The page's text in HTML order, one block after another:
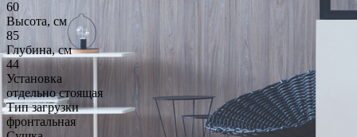
60
Высота, см
85
Глубина, см
44
Установка
отдельно стоящая
Тип загрузки
фронтальная